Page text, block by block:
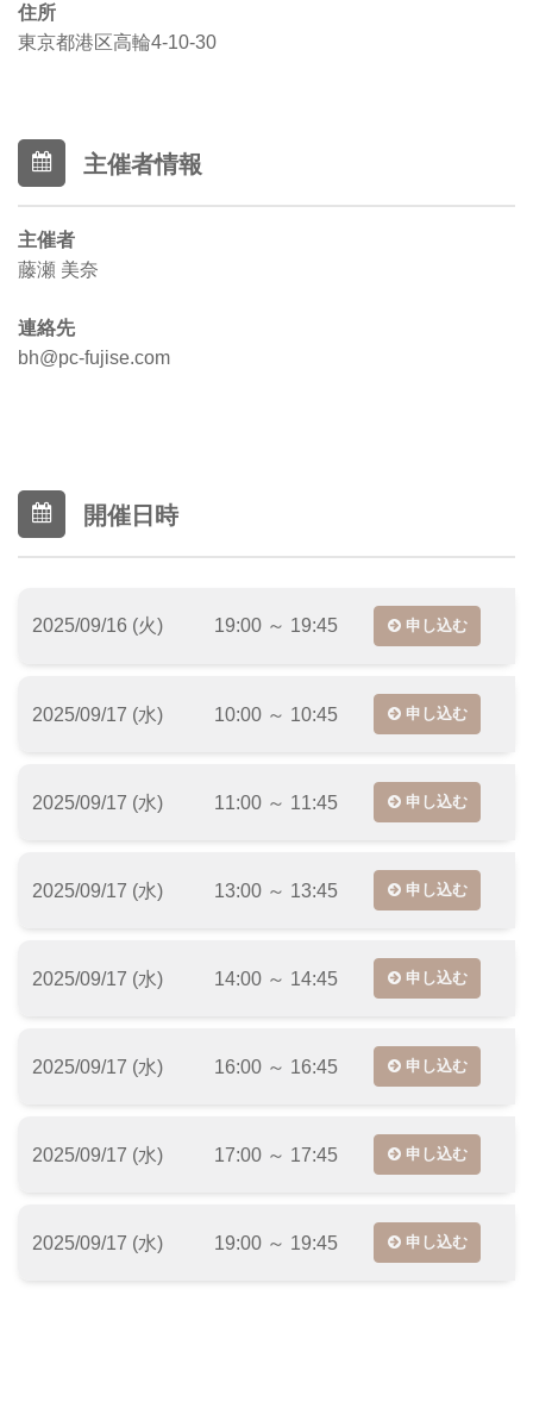
住所
東京都港区高輪4-10-30
主催者情報
主催者
藤瀬 美奈
連絡先
bh@pc-fujise.com
開催日時
2025/09/16 (火) 19:00 ～ 19:45 申し込む
2025/09/17 (水) 10:00 ～ 10:45 申し込む
2025/09/17 (水) 11:00 ～ 11:45 申し込む
2025/09/17 (水) 13:00 ～ 13:45 申し込む
2025/09/17 (水) 14:00 ～ 14:45 申し込む
2025/09/17 (水) 16:00 ～ 16:45 申し込む
2025/09/17 (水) 17:00 ～ 17:45 申し込む
2025/09/17 (水) 19:00 ～ 19:45 申し込む